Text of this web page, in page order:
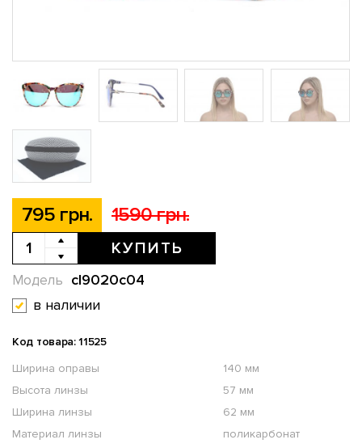
795 грн. 1590 грн.
КУПИТЬ
cl9020c04
Модель
в наличии
Код товара: 11525
Ширина оправы
140 мм
Высота линзы
57 мм
Ширина линзы
62 мм
Материал линзы
поликарбонат